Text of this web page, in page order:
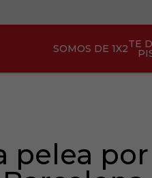
SOMOS DE 1X2TE
pelea